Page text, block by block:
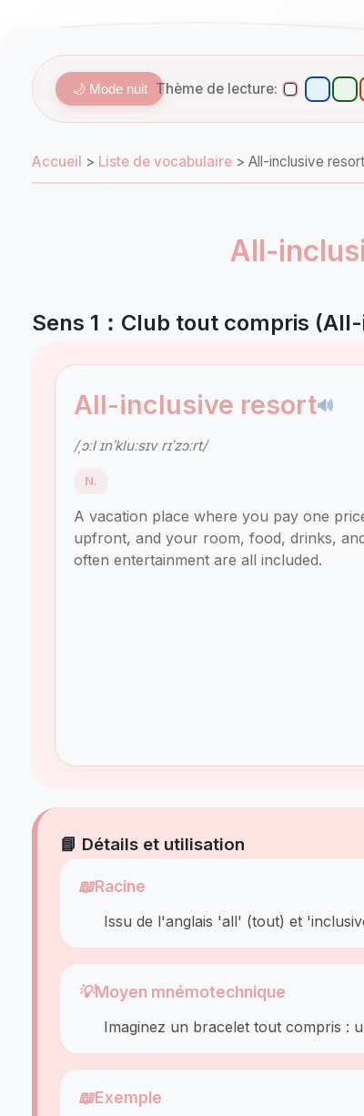
🌙 Mode nuit Thème de lecture:
Accueil > Liste de vocabulaire > All-inclusive resort
All-
Sens 1：Club tout compris
All-inclusive resort🔊
/ˌɔːl ɪnˈkluːsɪv rɪˈzɔːrt/
N.
A vacation place where you pay one
upfront, and your room, food, drinks,
often entertainment are all included.
📘 Détails et utilisation
📖Racine
Issu de l'anglais 'all' (tout) et
💡Moyen mnémotechnique
Imaginez un bracelet tout compris :
📖Exemple